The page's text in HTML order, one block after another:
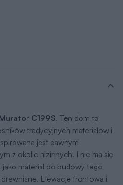
C199S. Ten dom to
tradycyjnych materiałów i
jest dawnym
z okolic nizinnych. I nie ma się
materiał do budowy tego
drewniane. Elewacje frontowa i